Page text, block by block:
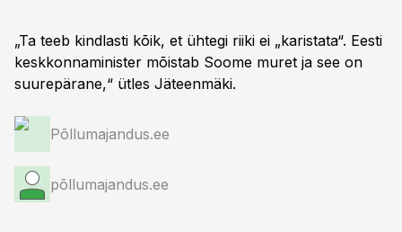
„Ta teeb kindlasti kõik, et ühtegi riiki ei „karistata“. Eesti
keskkonnaminister mõistab Soome muret ja see on
suurepärane,“ ütles Jäteenmäki.
Põllumajandus.ee
põllumajandus.ee